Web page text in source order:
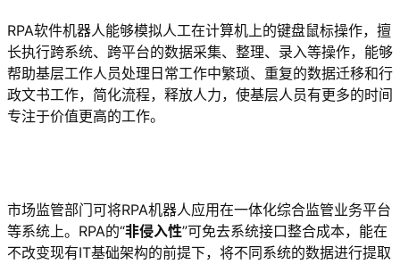
RPA软件机器人能够模拟人工在计算机上的键盘鼠标操作，擅
长执行跨系统、跨平台的数据采集、整理、录入等操作，能够
帮助基层工作人员处理日常工作中繁琐、重复的数据迁移和行
政文书工作，简化流程，释放人力，使基层人员有更多的时间
专注于价值更高的工作。
市场监管部门可将RPA机器人应用在一体化综合监管业务平台
等系统上。RPA的“非侵入性”可免去系统接口整合成本，能在
不改变现有IT基础架构的前提下，将不同系统的数据进行提取